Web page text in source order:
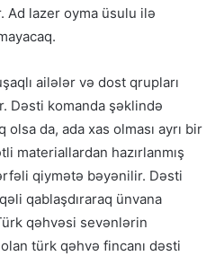
Ad lazer oyma üsulu ilə
ailələr və dost qrupları
Dəsti komanda şəklində
da, ada xas olması ayrı bir
materiallardan hazırlanmış
qiymətə bəyənilir. Dəsti
qablaşdıraraq ünvana
qəhvəsi sevənlərin
türk qəhvə fincanı dəsti